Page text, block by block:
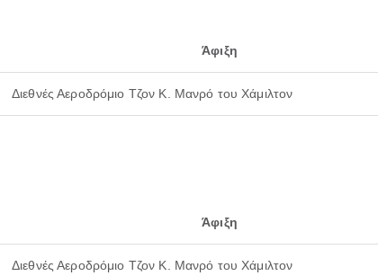
Άφιξη
Διεθνές Αεροδρόμιο Τζον Κ. Μανρό του Χάμιλτον
Άφιξη
Διεθνές Αεροδρόμιο Τζον Κ. Μανρό του Χάμιλτον